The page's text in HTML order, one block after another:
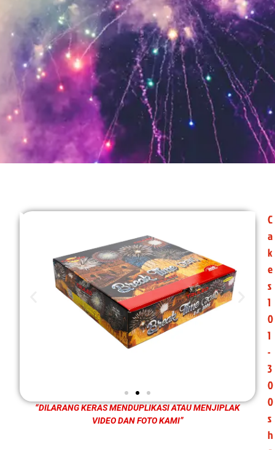
“DILARANG KERAS MENDUPLIKASI ATAU MENJIPLAK
VIDEO DAN FOTO KAMI”
C
a
k
e
s
1
0
1
-
3
0
0
s
h